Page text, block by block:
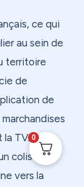
ce qui
au sein de
territoire
de
de
la TVA
colis
vers la
0